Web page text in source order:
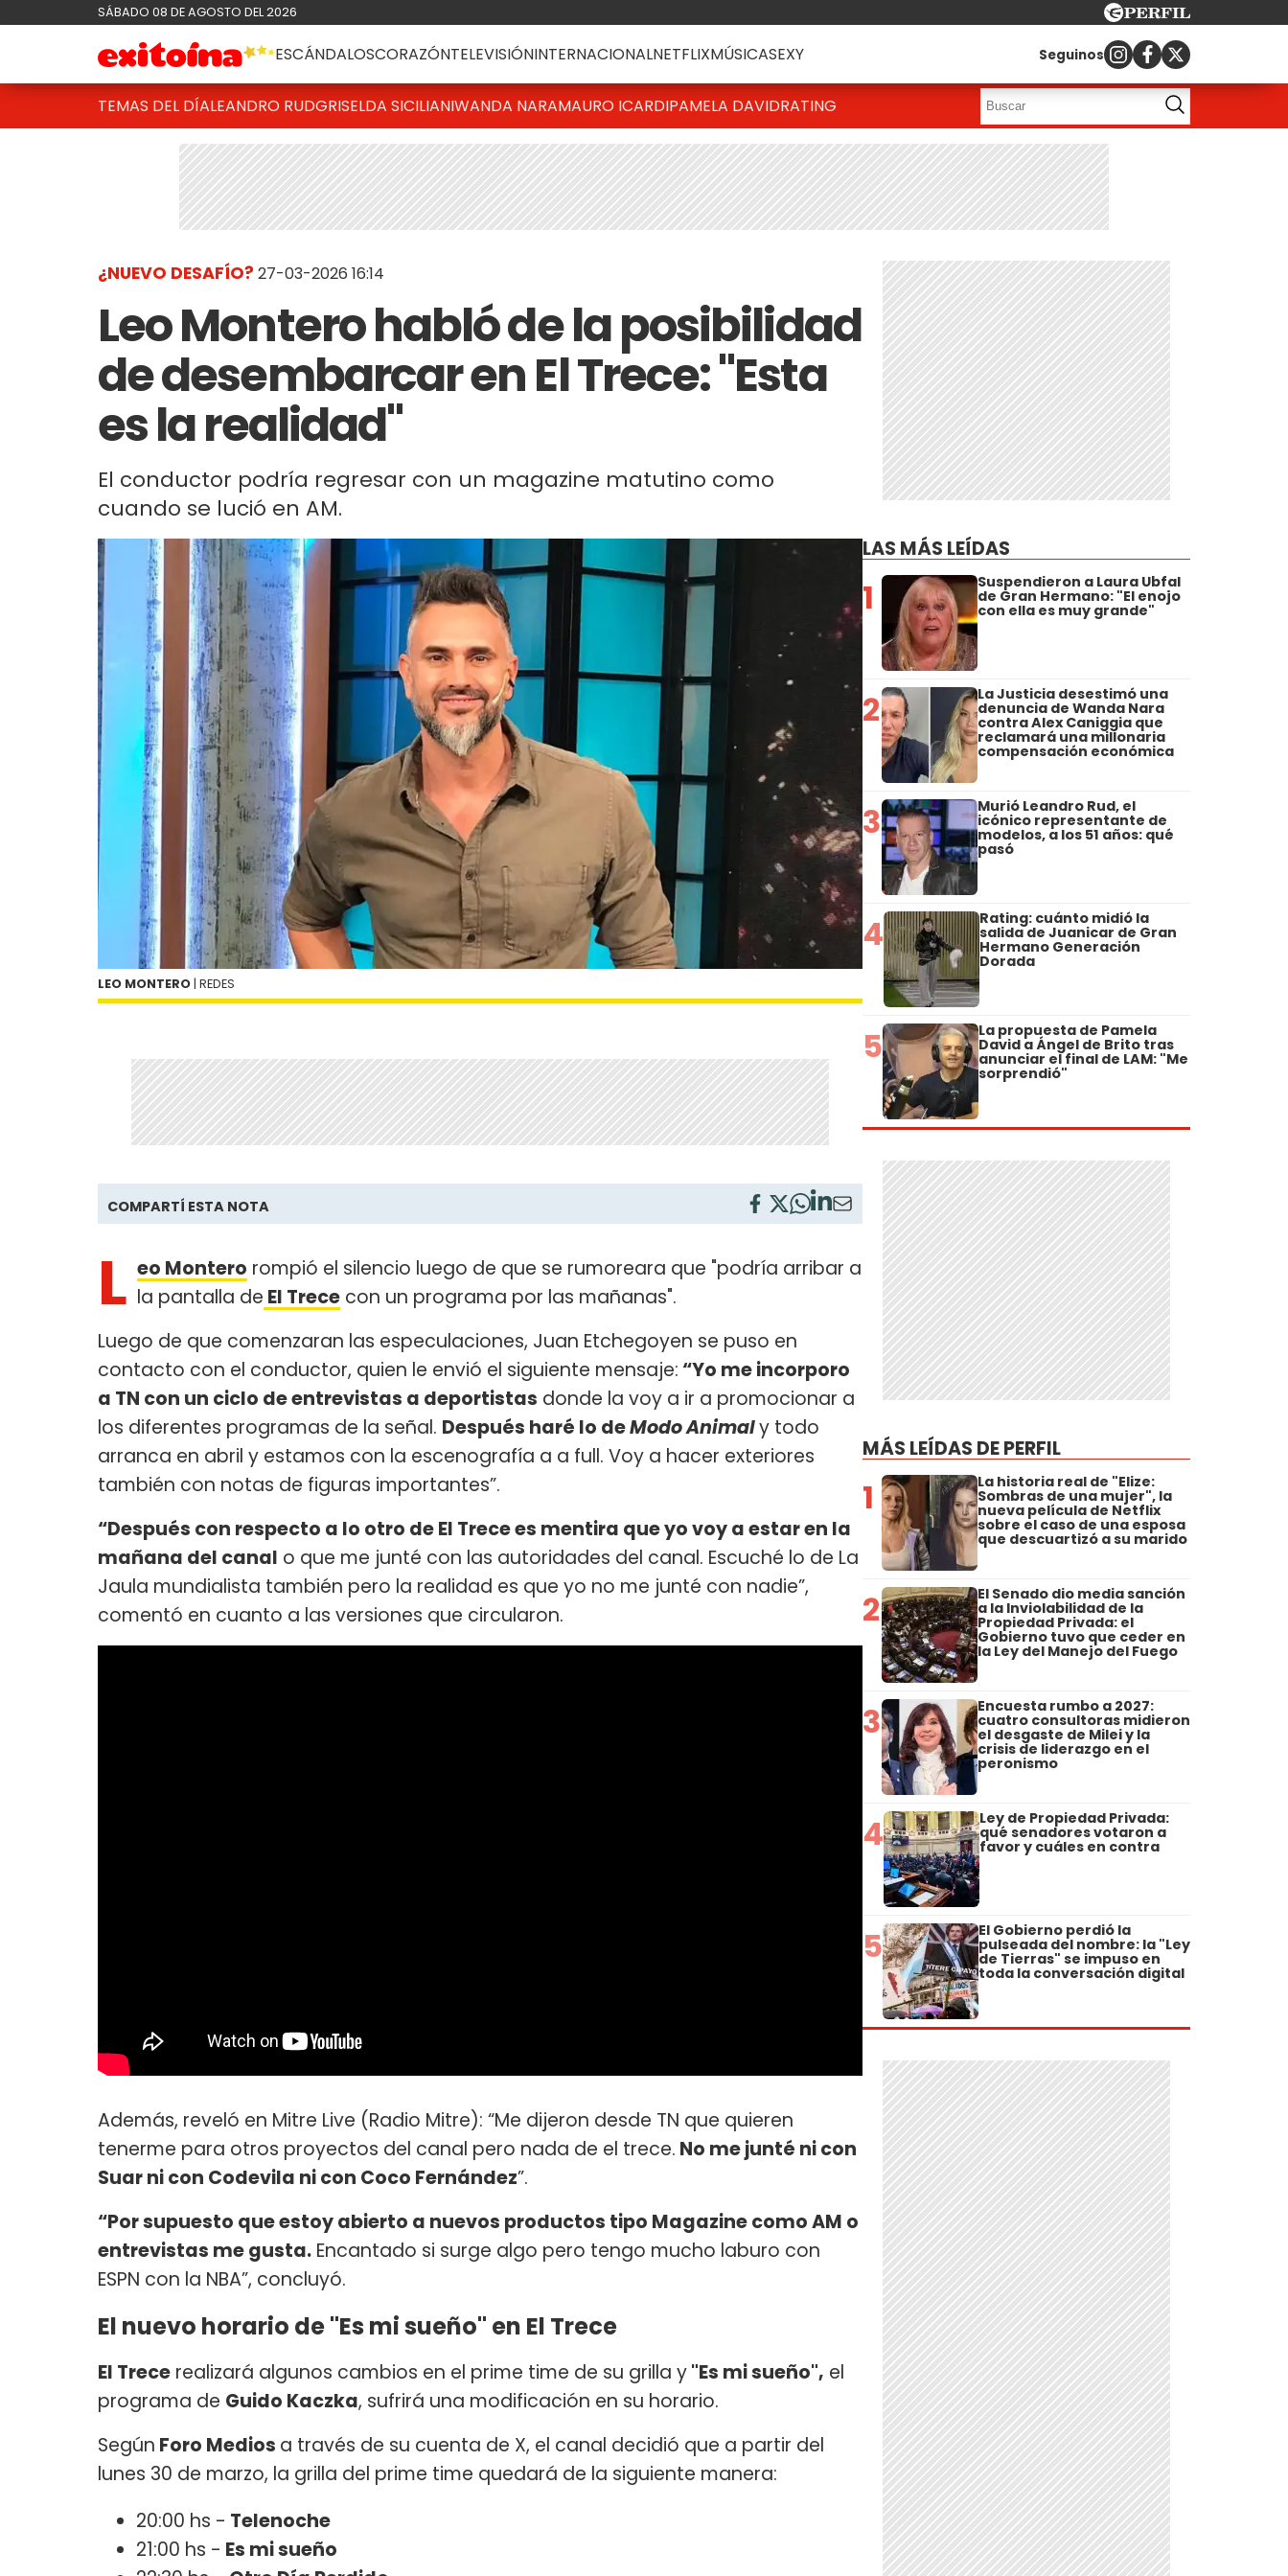
SÁBADO 08 DE AGOSTO DEL 2026
ESCÁNDALOSCORAZÓNTELEVISIÓNINTERNACIONALNETFLIXMÚSICASEXY Seguinos
TEMAS DEL DÍALEANDRO RUDGRISELDA SICILIANIWANDA NARAMAURO ICARDIPAMELA DAVIDRATING
¿NUEVO DESAFÍO? 27-03-2026 16:14
Leo Montero habló de la posibilidad
de desembarcar en El Trece: "Esta
es la realidad"
El conductor podría regresar con un magazine matutino como
cuando se lució en AM.
LEO MONTERO | REDES
COMPARTÍ ESTA NOTA
L eo Montero rompió el silencio luego de que se rumoreara que "podría arribar a
la pantalla de El Trece con un programa por las mañanas".
Luego de que comenzaran las especulaciones, Juan Etchegoyen se puso en
contacto con el conductor, quien le envió el siguiente mensaje: “Yo me incorporo
a TN con un ciclo de entrevistas a deportistas donde la voy a ir a promocionar a
los diferentes programas de la señal. Después haré lo deModo Animaly todo
arranca en abril y estamos con la escenografía a a full. Voy a hacer exteriores
también con notas de figuras importantes”.
“Después con respecto a lo otro de El Trece es mentira que yo voy a estar en la
mañana del canal o que me junté con las autoridades del canal. Escuché lo de La
Jaula mundialista también pero la realidad es que yo no me junté con nadie”,
comentó en cuanto a las versiones que circularon.
Además, reveló en Mitre Live (Radio Mitre): “Me dijeron desde TN que quieren
tenerme para otros proyectos del canal pero nada de el trece. No me junté ni con
Suar ni con Codevila ni con Coco Fernández”.
“Por supuesto que estoy abierto a nuevos productos tipo Magazine como AM o
entrevistas me gusta. Encantado si surge algo pero tengo mucho laburo con
ESPN con la NBA”, concluyó.
El nuevo horario de "Es mi sueño" en El Trece
El Trece realizará algunos cambios en el prime time de su grilla y"Es mi sueño", el
programa de Guido Kaczka, sufrirá una modificación en su horario.
Según Foro Medios a través de su cuenta de X, el canal decidió que a partir del
lunes 30 de marzo, la grilla del prime time quedará de la siguiente manera:
20:00 hs - Telenoche
21:00 hs - Es mi sueño
LAS MÁS LEÍDAS
1 Suspendieron a Laura Ubfal
de Gran Hermano: "El enojo
con ella es muy grande"
2 La Justicia desestimó una
denuncia de Wanda Nara
contra Alex Caniggia que
reclamará una millonaria
compensación económica
3 Murió Leandro Rud, el
icónico representante de
modelos, a los 51 años: qué
pasó
4 Rating: cuánto midió la
salida de Juanicar de Gran
Hermano Generación
Dorada
5 La propuesta de Pamela
David a Ángel de Brito tras
anunciar el final de LAM: "Me
sorprendió"
MÁS LEÍDAS DE PERFIL
1 La historia real de "Elize:
Sombras de una mujer", la
nueva película de Netflix
sobre el caso de una esposa
que descuartizó a su marido
2 El Senado dio media sanción
a la Inviolabilidad de la
Propiedad Privada: el
Gobierno tuvo que ceder en
la Ley del Manejo del Fuego
3 Encuesta rumbo a 2027:
cuatro consultoras midieron
el desgaste de Milei y la
crisis de liderazgo en el
peronismo
4 Ley de Propiedad Privada:
qué senadores votaron a
favor y cuáles en contra
5 El Gobierno perdió la
pulseada del nombre: la "Ley
de Tierras" se impuso en
toda la conversación digital